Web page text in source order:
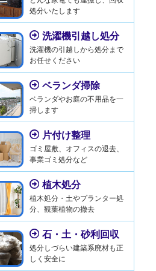
処分いたします
洗濯機引越し処分
洗濯機の引越しから処分まで
お任せください
ベランダ掃除
ベランダやお庭の不用品を一
掃します
片付け整理
ゴミ屋敷、オフィスの退去、
事業ゴミ処分など
植木処分
植木処分・土やプランター処
分、観葉植物の撤去
石・土・砂利回収
処分しづらい建築系廃材も正
しく安全に